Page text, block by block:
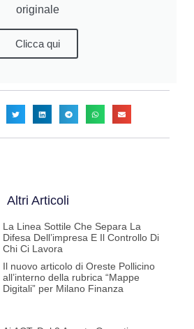
originale
Clicca qui
Altri Articoli
La Linea Sottile Che Separa La
Difesa Dell’impresa E Il Controllo Di
Chi Ci Lavora
Il nuovo articolo di Oreste Pollicino
all’interno della rubrica “Mappe
Digitali” per Milano Finanza